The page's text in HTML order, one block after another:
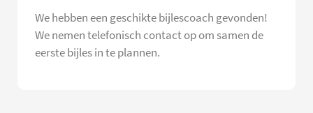
We hebben een geschikte bijlescoach gevonden!
We nemen telefonisch contact op om samen de
eerste bijles in te plannen.